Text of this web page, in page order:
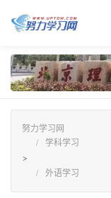
努力学习网
学科学习
>
外语学习